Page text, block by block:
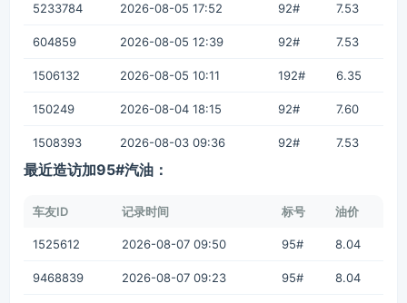
5233784 2026-08-05 17:52 92# 7.53
604859 2026-08-05 12:39 92# 7.53
1506132 2026-08-05 10:11 192# 6.35
150249 2026-08-04 18:15 92# 7.60
1508393 2026-08-03 09:36 92# 7.53
最近造访加95#汽油：
车友ID 记录时间 标号 油价
1525612 2026-08-07 09:50 95# 8.04
9468839 2026-08-07 09:23 95# 8.04